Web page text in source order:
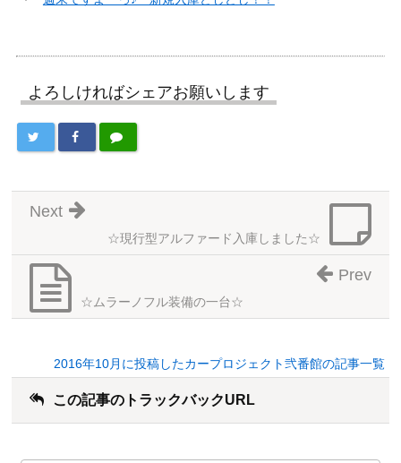
よろしければシェアお願いします
☆現行型アルファード入庫しました☆
Next
☆ムラーノフル装備の一台☆
Prev
2016年10月に投稿したカープロジェクト弐番館の記事一覧
この記事のトラックバックURL